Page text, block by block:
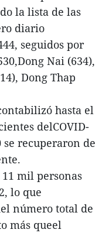
la lista de las
diario
seguidos por
Nai (634),
Dong Thap
hasta el
delCOVID-
se recuperaron de
11 mil personas
lo que
número total de
más queel